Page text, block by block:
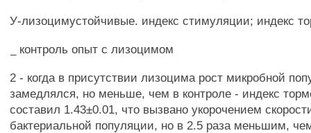
У-лизоцимустойчивые. индекс стимуляции; индекс
_ контроль опыт с лизоцимом
2 - когда в присутствии лизоцима рост микробной
замедлялся, но меньше, чем в контроле - индекс
составил 1.43±0.01, что вызвано укорочением
бактериальной популяции, но в 2.5 раза меньшим,